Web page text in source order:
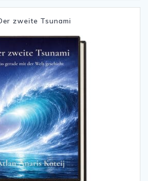
zweite Tsunami